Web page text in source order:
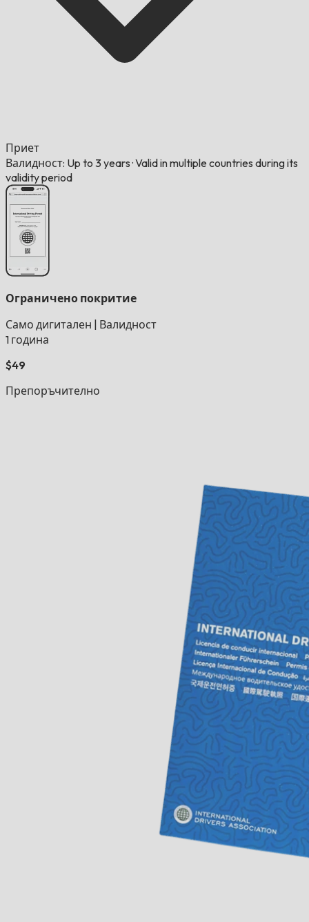
Приет
Валидност: Up to 3 years ·Valid in multiple countries during its
validity period
Ограничено покритие
Само дигитален
Валидност
1 година
$49
Препоръчително